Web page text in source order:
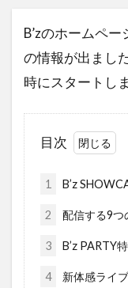
B’zのホームペ
の情報が出まし
時にスタートしま
目次
1 B’z
2 配信する9つ
3 B’z PARTY
4
新体感ライ